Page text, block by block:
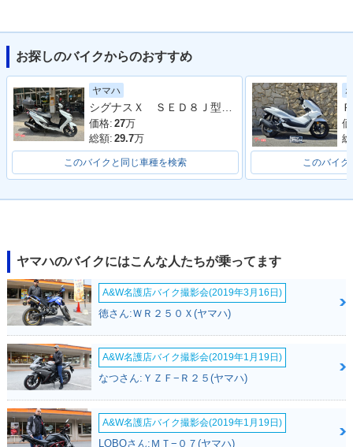
2017年 CYGNUS X
SR SPECIAL EDITI
ON・特別・限定仕
様
SR・フルモデルチェ
ンジ
2015年 CYGNUS X
SR・カラーチェンジ
SR・特別・限定仕様
2013年 CYGNUS X
SR・フルモデルチェ
SR WGP50th Anniv
別・限定仕様
2011年 CYGNUS X
SR・マイナーチェン
ジ
2010年 CYGNUS X
SR・マイナーチェン
ジ
2008年 CYGNUS X
SR FI version・フ
ルモデルチェンジ
お探しのバイクからのおすすめ
ヤマハ
価格: 27万
総額: 29.7万
このバイクと同じ車種を検索 このバイ
ヤマハのバイクにはこんな人たちが乗ってます
A&W名護店バイク撮影会(2019年3月16日)
徳さん:ＷＲ２５０Ｘ(ヤマハ)
A&W名護店バイク撮影会(2019年1月19日)
なつさん:ＹＺＦ−Ｒ２５(ヤマハ)
A&W名護店バイク撮影会(2019年1月19日)
LOBOさん:ＭＴ−０７(ヤマハ)